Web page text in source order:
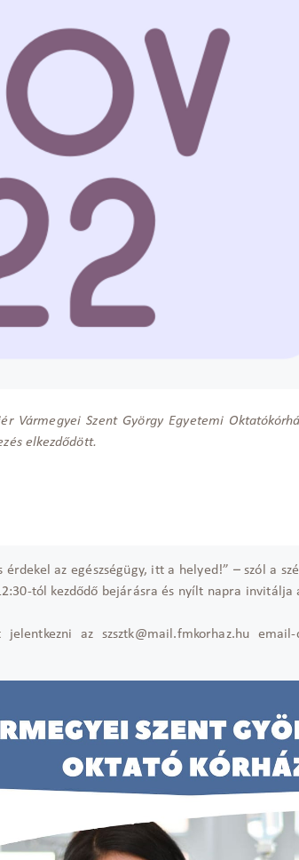
Vármegyei Szent György Egyetemi
elkezdődött.
az egészségügy, itt a helyed!” – szól a
tól kezdődő bejárásra és nyílt napra invitálja
az szsztk@mail.fmkorhaz.hu